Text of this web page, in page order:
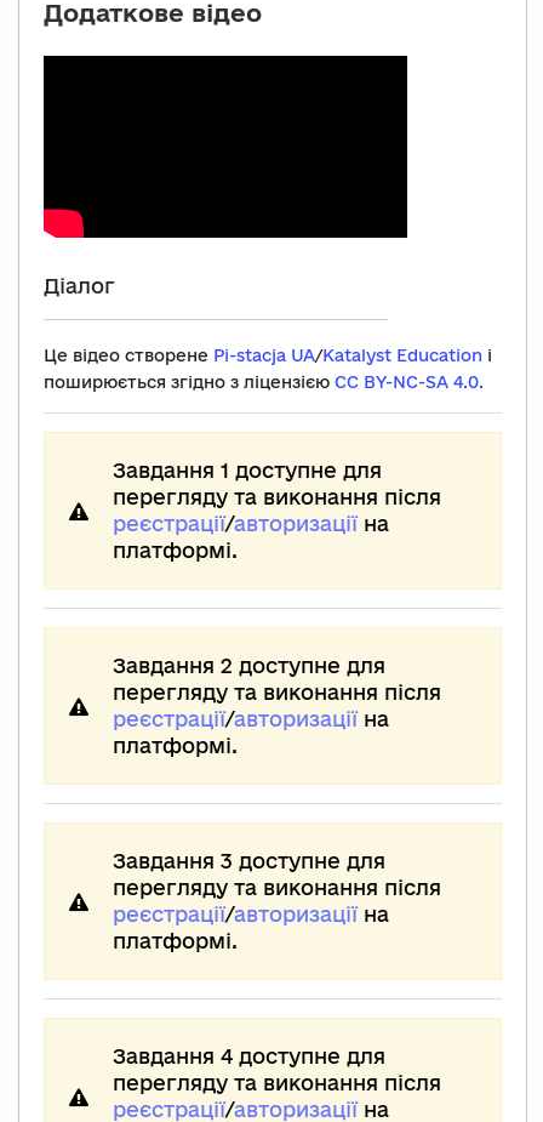
Додаткове відео
Діалог
Це відео створене Pi-stacja UA/Katalyst Education і
поширюється згідно з ліцензією CC BY-NC-SA 4.0.
Завдання 1 доступне для
перегляду та виконання після
реєстрації/авторизаціїна
платформі.
Завдання 2 доступне для
перегляду та виконання після
реєстрації/авторизаціїна
платформі.
Завдання 3 доступне для
перегляду та виконання після
реєстрації/авторизаціїна
платформі.
Завдання 4 доступне для
перегляду та виконання після
реєстрації/авторизаціїна